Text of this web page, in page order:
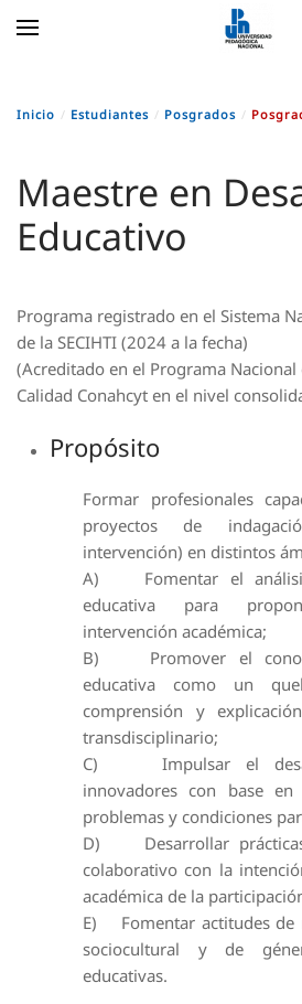
Inicio Estudiantes Posgrados
Maestre en
Educativo
Programa registrado en el Sistema
de la SECIHTI (2024 a la fecha)
(Acreditado en el Programa Nacional
Calidad Conahcyt en el nivel
Propósito
Formar profesionales
proyectos de
intervención) en distintos
A) Fomentar el
educativa para
intervención académica;
B) Promover el
educativa como un
comprensión y
transdisciplinario;
C) Impulsar el
innovadores con base
problemas y condiciones
D) Desarrollar
colaborativo con la
académica de la
E) Fomentar actitudes de
sociocultural y de
educativas.